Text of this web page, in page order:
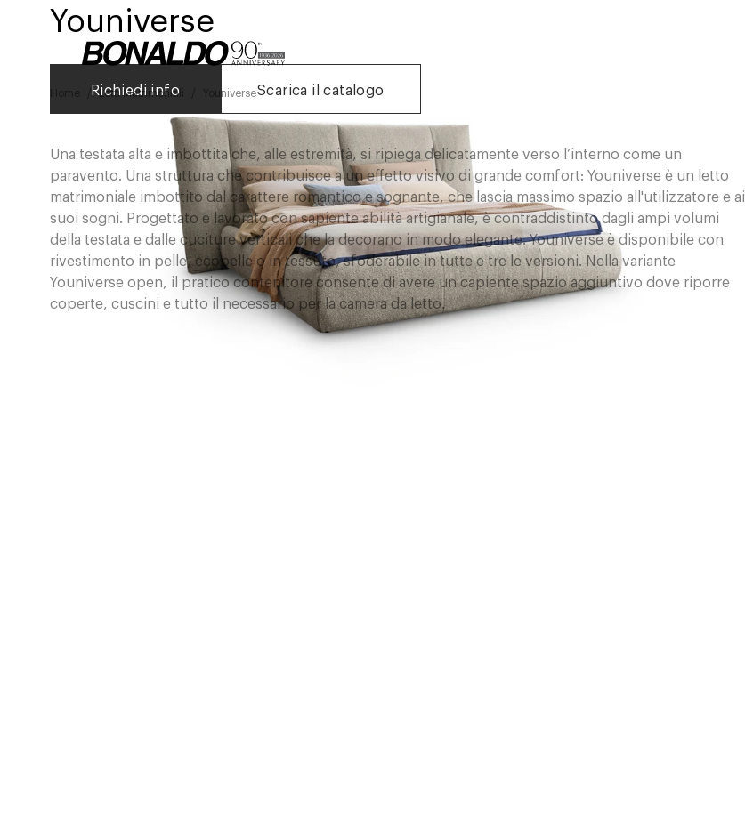
Letti Matrimoniali Youniverse
Youniverse
Richiedi info Scarica il catalogo
Una testata alta e imbottita che, alle estremità, si ripiega delicatamente verso l’interno come un
paravento. Una struttura che contribuisce a un effetto visivo di grande comfort: Youniverse è un letto
matrimoniale imbottito dal carattere romantico e sognante, che lascia massimo spazio all'utilizzatore e ai
suoi sogni. Progettato e lavorato con sapiente abilità artigianale, è contraddistinto dagli ampi volumi
della testata e dalle cuciture verticali che la decorano in modo elegante. Youniverse è disponibile con
rivestimento in pelle, ecopelle o in tessuto, sfoderabile in tutte e tre le versioni. Nella variante
Youniverse open, il pratico contenitore consente di avere un capiente spazio aggiuntivo dove riporre
coperte, cuscini e tutto il necessario per la camera da letto.